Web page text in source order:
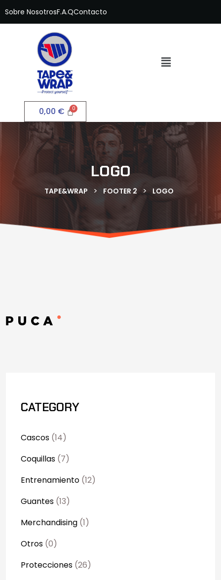
Sobre NosotrosF.A.QContacto
0,00 €
LOGO
TAPE&WRAP > FOOTER 2 > LOGO
CATEGORY
Cascos (14)
Coquillas (7)
Entrenamiento (12)
Guantes (13)
Merchandising (1)
Otros (0)
Protecciones (26)